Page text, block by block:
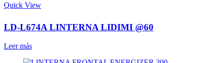
Quick View
LD-L674A LINTERNA LIDIMI @60
Leer más